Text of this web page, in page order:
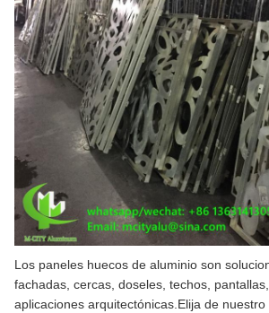
Los paneles huecos de aluminio son
fachadas, cercas, doseles, techos,
aplicaciones arquitectónicas.Elija de